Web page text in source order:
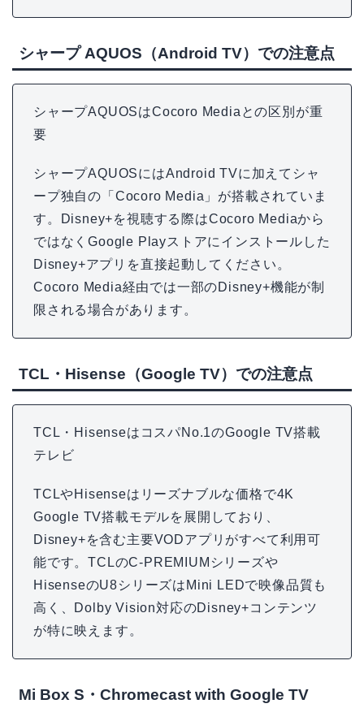
シャープ AQUOS（Android TV）での注意点
シャープAQUOSはCocoro Mediaとの区別が重
要
シャープAQUOSにはAndroid TVに加えてシャ
ープ独自の「Cocoro Media」が搭載されていま
す。Disney+を視聴する際はCocoro Mediaから
ではなくGoogle Playストアにインストールした
Disney+アプリを直接起動してください。
Cocoro Media経由では一部のDisney+機能が制
限される場合があります。
TCL・Hisense（Google TV）での注意点
TCL・HisenseはコスパNo.1のGoogle TV搭載
テレビ
TCLやHisenseはリーズナブルな価格で4K
Google TV搭載モデルを展開しており、
Disney+を含む主要VODアプリがすべて利用可
能です。TCLのC-PREMIUMシリーズや
HisenseのU8シリーズはMini LEDで映像品質も
高く、Dolby Vision対応のDisney+コンテンツ
が特に映えます。
Mi Box S・Chromecast with Google TV